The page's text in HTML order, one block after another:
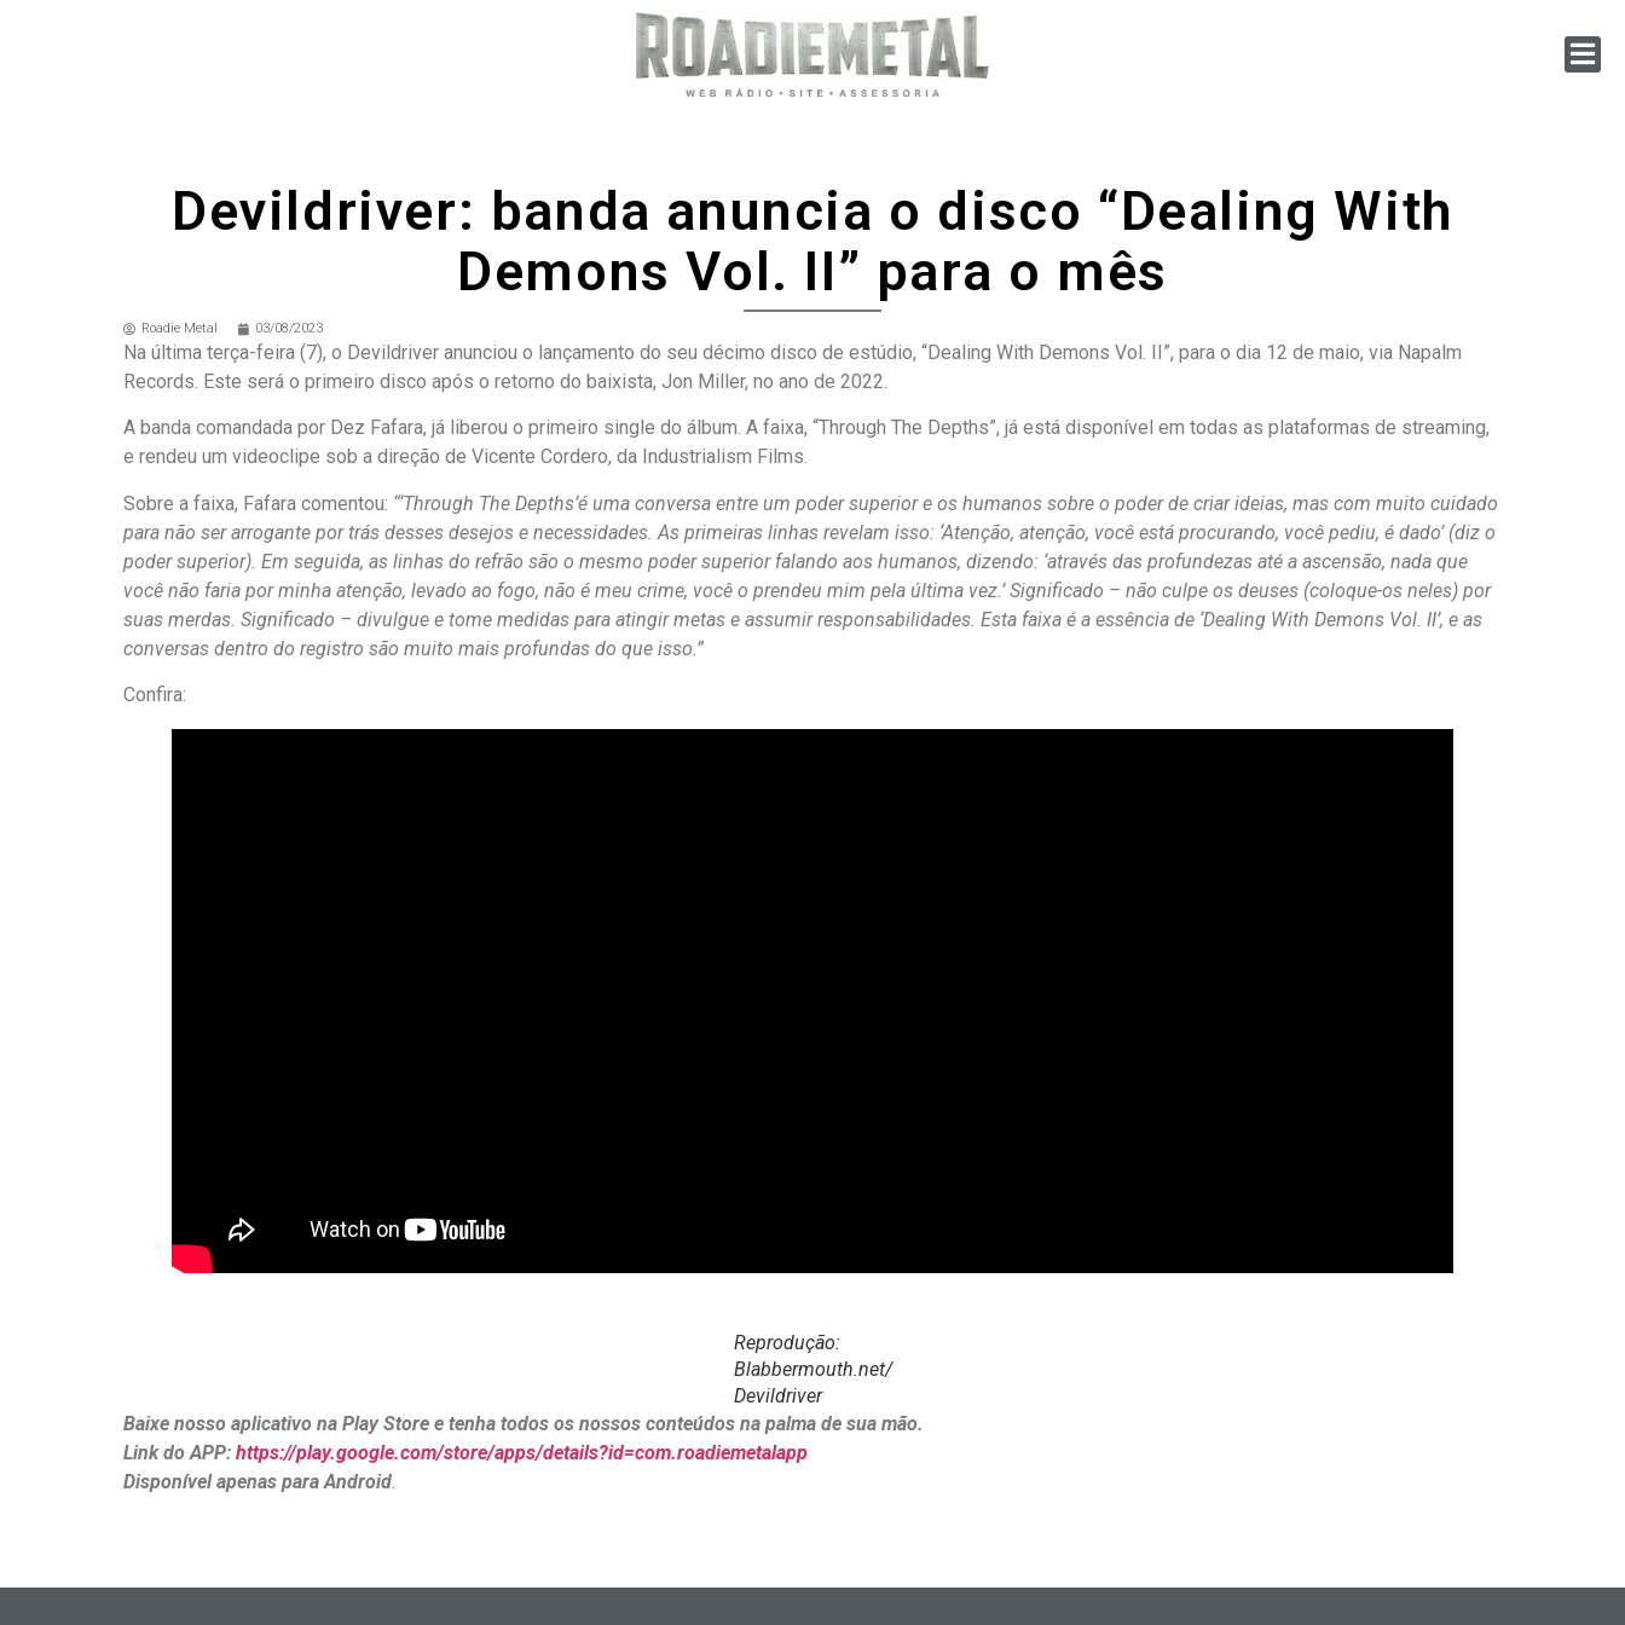
Devildriver: banda anuncia o disco “Dealing With
Demons Vol. II” para o mês
Roadie Metal 03/08/2023
Na última terça-feira (7), o Devildriver anunciou o lançamento do seu décimo disco de estúdio, “Dealing With Demons Vol. II”, para o dia 12 de maio, via Napalm
Records. Este será o primeiro disco após o retorno do baixista, Jon Miller, no ano de 2022.
A banda comandada por Dez Fafara, já liberou o primeiro single do álbum. A faixa, “Through The Depths”, já está disponível em todas as plataformas de streaming,
e rendeu um videoclipe sob a direção de Vicente Cordero, da Industrialism Films.
Sobre a faixa, Fafara comentou: “‘Through The Depths’é uma conversa entre um poder superior e os humanos sobre o poder de criar ideias, mas com muito cuidado
para não ser arrogante por trás desses desejos e necessidades. As primeiras linhas revelam isso: ‘Atenção, atenção, você está procurando, você pediu, é dado’ (diz o
poder superior). Em seguida, as linhas do refrão são o mesmo poder superior falando aos humanos, dizendo: ‘através das profundezas até a ascensão, nada que
você não faria por minha atenção, levado ao fogo, não é meu crime, você o prendeu mim pela última vez.’ Significado – não culpe os deuses (coloque-os neles) por
suas merdas. Significado – divulgue e tome medidas para atingir metas e assumir responsabilidades. Esta faixa é a essência de ‘Dealing With Demons Vol. II’, e as
conversas dentro do registro são muito mais profundas do que isso.”
Confira:
Reprodução:
Blabbermouth.net/
Devildriver
Baixe nosso aplicativo na Play Store e tenha todos os nossos conteúdos na palma de sua mão.
Link do APP: https://play.google.com/store/apps/details?id=com.roadiemetalapp
Disponível apenas para Android.